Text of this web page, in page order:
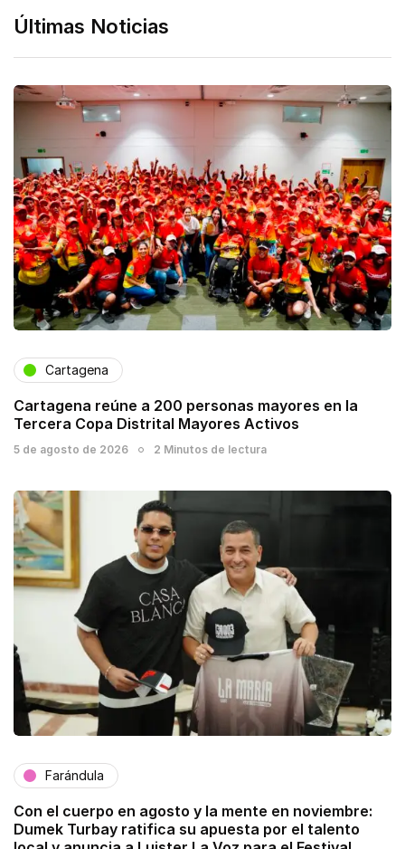
Últimas Noticias
Cartagena
Cartagena reúne a 200 personas mayores en la
Tercera Copa Distrital Mayores Activos
5 de agosto de 2026 2 Minutos de lectura
Farándula
Con el cuerpo en agosto y la mente en noviembre:
Dumek Turbay ratifica su apuesta por el talento